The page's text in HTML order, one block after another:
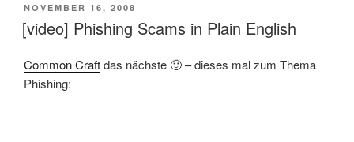
VERÖFFENTLICHT
AM
NOVEMBER 16, 2008
[video] Phishing Scams in Plain English
Common Craftdas nächste 🙂 – dieses mal zum Thema
Phishing: